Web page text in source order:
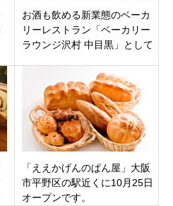
お酒も飲める新業態のベーカ
リーレストラン「ベーカリー
ラウンジ沢村 中目黒」として
「ええかげんのぱん屋」大阪
市平野区の駅近くに10月25日
オープンです。